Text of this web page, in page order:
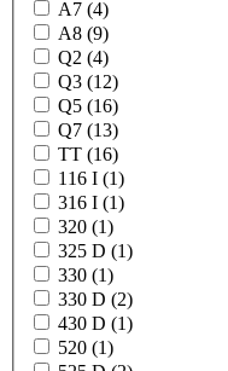
A7 (4)
A8 (9)
Q2 (4)
Q3 (12)
Q5 (16)
Q7 (13)
TT (16)
116 I (1)
316 I (1)
320 (1)
325 D (1)
330 (1)
330 D (2)
430 D (1)
520 (1)